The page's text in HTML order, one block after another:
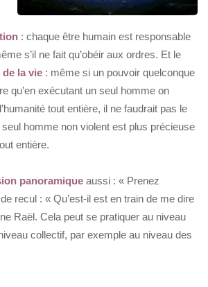
: chaque être humain est responsable
s’il ne fait qu’obéir aux ordres. Et le
la vie : même si un pouvoir quelconque
qu’en exécutant un seul homme on
tout entière, il ne faudrait pas le
seul homme non violent est plus précieuse
entière.
panoramique aussi : « Prenez
recul : « Qu’est-il est en train de me dire
Raël. Cela peut se pratiquer au niveau
collectif, par exemple au niveau des